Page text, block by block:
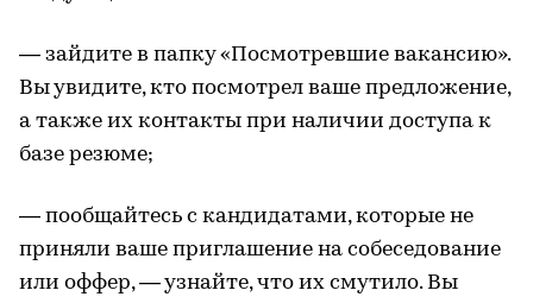
— зайдите в папку «Посмотревшие вакансию».
Вы увидите, кто посмотрел ваше предложение,
а также их контакты при наличии доступа к
базе резюме;
— пообщайтесь с кандидатами, которые не
приняли ваше приглашение на собеседование
или оффер, — узнайте, что их смутило. Вы